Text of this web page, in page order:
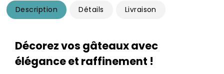
Description Détails Livraison
Décorez vos gâteaux avec
élégance et raffinement !